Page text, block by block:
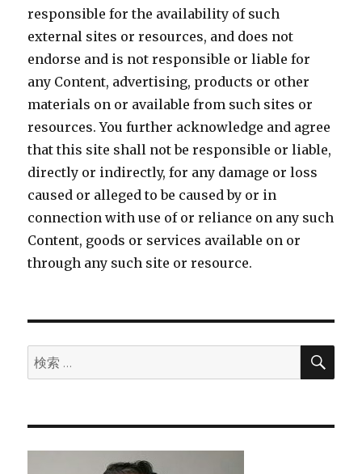
responsible for the availability of such
external sites or resources, and does not
endorse and is not responsible or liable for
any Content, advertising, products or other
materials on or available from such sites or
resources. You further acknowledge and agree
that this site shall not be responsible or liable,
directly or indirectly, for any damage or loss
caused or alleged to be caused by or in
connection with use of or reliance on any such
Content, goods or services available on or
through any such site or resource.
検
索:
検